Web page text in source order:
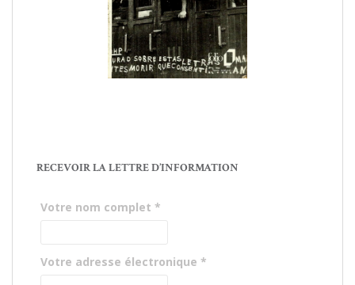
RECEVOIR LA LETTRE D’INFORMATION
Votre nom complet *
Votre adresse électronique *